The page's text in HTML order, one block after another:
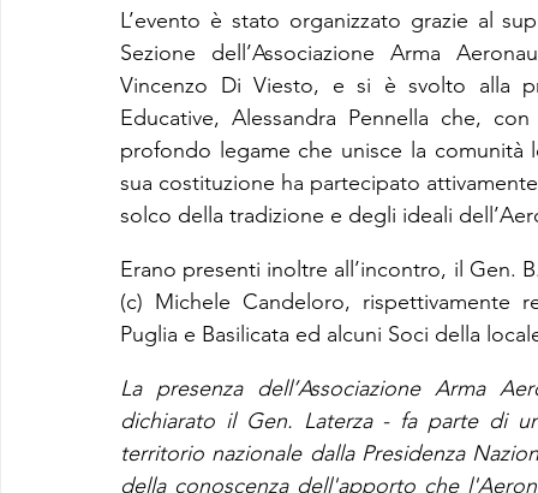
L’evento è stato organizzato grazie al
Sezione dell’Associazione Arma
Vincenzo Di Viesto, e si è svolto alla
Educative, Alessandra Pennella che,
profondo legame che unisce la comunità
sua costituzione ha partecipato
solco della tradizione e degli ideali
Erano presenti inoltre all’incontro, il Gen.
(c) Michele Candeloro, rispettivamente
Puglia e Basilicata ed alcuni Soci della
La presenza dell’Associazione Arma
dichiarato il Gen. Laterza - fa parte di
territorio nazionale dalla Presidenza
della conoscenza dell'apporto che